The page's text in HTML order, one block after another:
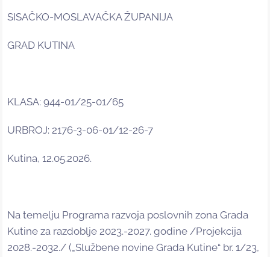
SISAČKO-MOSLAVAČKA ŽUPANIJA
GRAD KUTINA
KLASA: 944-01/25-01/65
URBROJ: 2176-3-06-01/12-26-7
Kutina, 12.05.2026.
Na temelju Programa razvoja poslovnih zona Grada
Kutine za razdoblje 2023.-2027. godine /Projekcija
2028.-2032./ („Službene novine Grada Kutine“ br. 1/23,